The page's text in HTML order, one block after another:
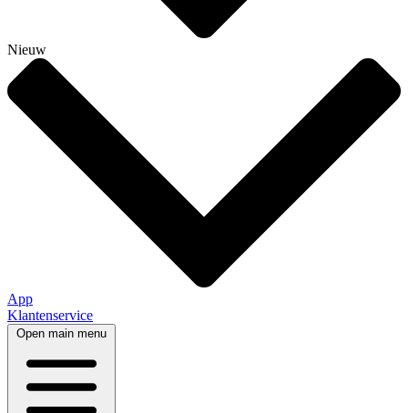
Nieuw
App
Klantenservice
Open main menu